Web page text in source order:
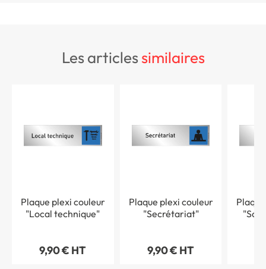
les articlessimilaires
Plaque plexi couleur
"Local technique"
9,90 € HT
Plaque plexi couleur
"Secrétariat"
9,90 € HT